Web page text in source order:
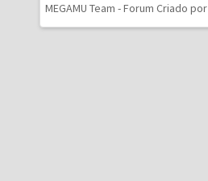
MEGAMU Team - Forum Criado por